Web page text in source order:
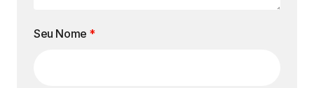
Seu Nome *